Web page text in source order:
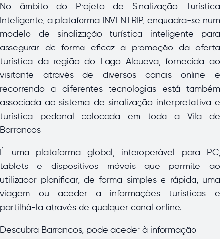
No âmbito do Projeto de Sinalização Turística
Inteligente, a plataforma INVENTRIP, enquadra-se num
modelo de sinalização turística inteligente para
assegurar de forma eficaz a promoção da oferta
turística da região do Lago Alqueva, fornecida ao
visitante através de diversos canais online e
recorrendo a diferentes tecnologias está também
associada ao sistema de sinalização interpretativa e
turística pedonal colocada em toda a Vila de
Barrancos
É uma plataforma global, interoperável para PC,
tablets e dispositivos móveis que permite ao
utilizador planificar, de forma simples e rápida, uma
viagem ou aceder a informações turísticas e
partilhá-la através de qualquer canal online.
Descubra Barrancos, pode aceder à informação